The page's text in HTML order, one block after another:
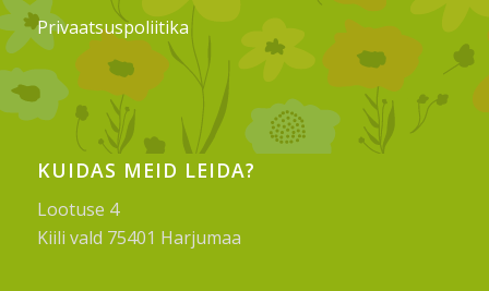
Privaatsuspoliitika
KUIDAS MEID LEIDA?
Lootuse 4
Kiili vald 75401 Harjumaa